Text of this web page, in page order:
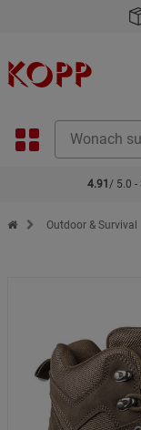
4.91 / 5.0 -
Zur Startseite des Kopp
Outdoor & Survival